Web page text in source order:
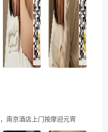
南京酒店上门按摩迎元宵